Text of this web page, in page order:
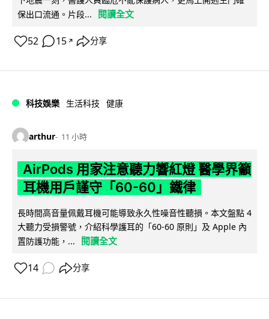
保出口流通。片段...
閱讀全文
52 15 ↗ 分享
科技娛樂 生活科技 健康
arthur 11 小時
AirPods 用家注意聽力響紅燈 醫學界籲
耳機用戶謹守「60-60」鐵律
長時間高音量佩戴耳機可能導致永久性噪音性聽損。本文盤點 4
大聽力受損警號，介紹科學護耳的「60-60 原則」及 Apple 內
置防護功能，...
閱讀全文
14 分享